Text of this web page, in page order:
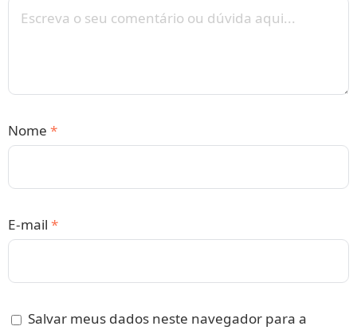
Nome *
E-mail *
Salvar meus dados neste navegador para a